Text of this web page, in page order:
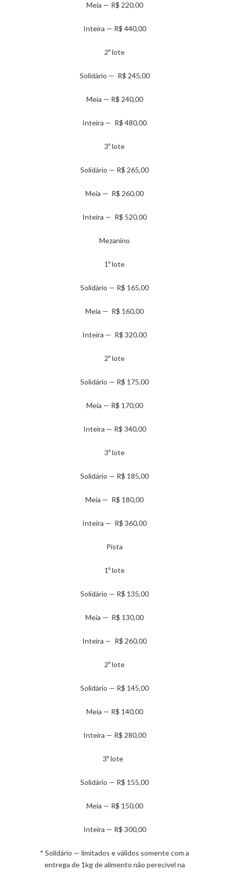
Meia — R$ 220,00
Inteira — R$ 440,00
2º lote
Solidário — R$ 245,00
Meia — R$ 240,00
Inteira — R$ 480,00
3º lote
Solidário — R$ 265,00
Meia — R$ 260,00
Inteira — R$ 520,00
Mezanino
1º lote
Solidário — R$ 165,00
Meia — R$ 160,00
Inteira — R$ 320,00
2º lote
Solidário — R$ 175,00
Meia — R$ 170,00
Inteira — R$ 340,00
3º lote
Solidário — R$ 185,00
Meia — R$ 180,00
Inteira — R$ 360,00
Pista
1º lote
Solidário — R$ 135,00
Meia — R$ 130,00
Inteira — R$ 260,00
2º lote
Solidário — R$ 145,00
Meia — R$ 140,00
Inteira — R$ 280,00
3º lote
Solidário — R$ 155,00
Meia — R$ 150,00
Inteira — R$ 300,00
* Solidário — limitados e válidos somente com a
entrega de 1kg de alimento não perecível na